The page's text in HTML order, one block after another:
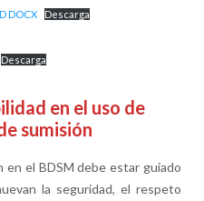
DOCX Descarga
Descarga
en el uso de
sumisión
el BDSM debe estar guiado
la seguridad, el respeto